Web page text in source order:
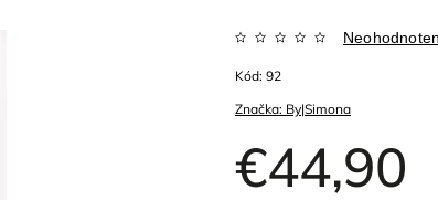
Značka: By|Simona
€44,90
Kód: 92